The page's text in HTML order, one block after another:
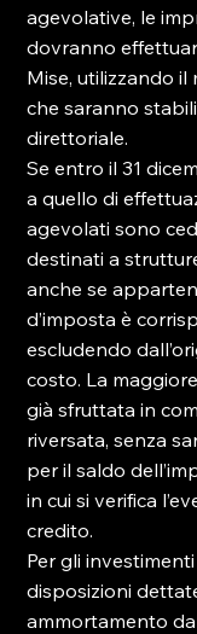
agevolative, le
dovranno
Mise, utilizzando
che saranno
direttoriale.
Se entro il 31
a quello di
agevolati sono
destinati a
anche se
d’imposta è
escludendo
costo. La
già sfruttata in
riversata, senza
per il saldo
in cui si verifica
credito.
Per gli
disposizioni
ammortamento